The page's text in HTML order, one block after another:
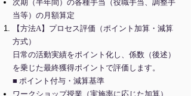
次期（半年間）の各種手当（役職手当、調整手
当等）の月額算定
【方法A】プロセス評価（ポイント加算・減算
方式）
日常の活動実績をポイント化し、係数（後述）
を乗じた最終獲得ポイントで評価します。
■ ポイント付与・減算基準
ワークショップ授業（実施率に応じた加算）